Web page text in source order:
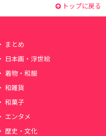
トップに戻る
まとめ
日本画・浮世絵
着物・和服
和雑貨
和菓子
エンタメ
歴史・文化